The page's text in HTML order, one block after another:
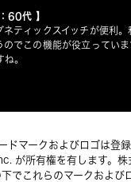
60代 】
ネティックスイッチが便利
のでこの機能が役立ってい
。
マークおよびロゴは登録
が所有権を有します。株
でこれらのマークおよび